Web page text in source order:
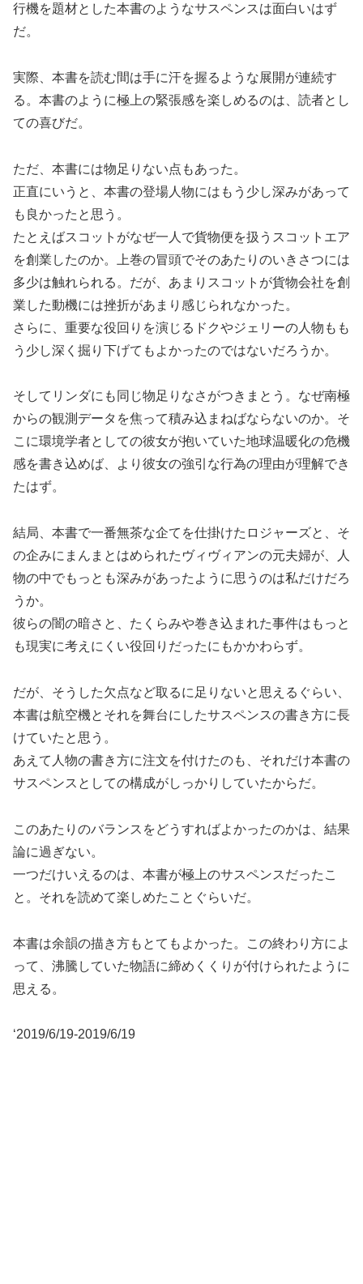
行機を題材とした本書のようなサスペンスは面白いはず
だ。
実際、本書を読む間は手に汗を握るような展開が連続す
る。本書のように極上の緊張感を楽しめるのは、読者とし
ての喜びだ。
ただ、本書には物足りない点もあった。
正直にいうと、本書の登場人物にはもう少し深みがあって
も良かったと思う。
たとえばスコットがなぜ一人で貨物便を扱うスコットエア
を創業したのか。上巻の冒頭でそのあたりのいきさつには
多少は触れられる。だが、あまりスコットが貨物会社を創
業した動機には挫折があまり感じられなかった。
さらに、重要な役回りを演じるドクやジェリーの人物もも
う少し深く掘り下げてもよかったのではないだろうか。
そしてリンダにも同じ物足りなさがつきまとう。なぜ南極
からの観測データを焦って積み込まねばならないのか。そ
こに環境学者としての彼女が抱いていた地球温暖化の危機
感を書き込めば、より彼女の強引な行為の理由が理解でき
たはず。
結局、本書で一番無茶な企てを仕掛けたロジャーズと、そ
の企みにまんまとはめられたヴィヴィアンの元夫婦が、人
物の中でもっとも深みがあったように思うのは私だけだろ
うか。
彼らの闇の暗さと、たくらみや巻き込まれた事件はもっと
も現実に考えにくい役回りだったにもかかわらず。
だが、そうした欠点など取るに足りないと思えるぐらい、
本書は航空機とそれを舞台にしたサスペンスの書き方に長
けていたと思う。
あえて人物の書き方に注文を付けたのも、それだけ本書の
サスペンスとしての構成がしっかりしていたからだ。
このあたりのバランスをどうすればよかったのかは、結果
論に過ぎない。
一つだけいえるのは、本書が極上のサスペンスだったこ
と。それを読めて楽しめたことぐらいだ。
本書は余韻の描き方もとてもよかった。この終わり方によ
って、沸騰していた物語に締めくくりが付けられたように
思える。
‘2019/6/19-2019/6/19